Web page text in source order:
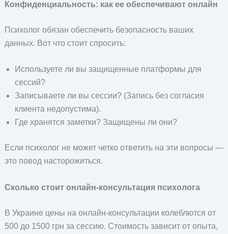
Конфиденциальность: как ее обеспечивают онлайн
Психолог обязан обеспечить безопасность ваших
данных. Вот что стоит спросить:
Используете ли вы защищенные платформы для
сессий?
Записываете ли вы сессии? (Запись без согласия
клиента недопустима).
Где хранятся заметки? Защищены ли они?
Если психолог не может четко ответить на эти вопросы —
это повод насторожиться.
Сколько стоит онлайн-консультация психолога
В Украине цены на онлайн-консультации колеблются от
500 до 1500 грн за сессию. Стоимость зависит от опыта,